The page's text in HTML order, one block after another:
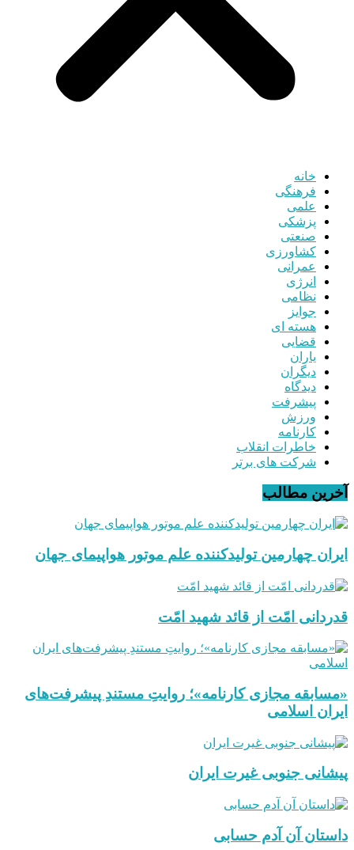
خانه
فرهنگی
علمی
پزشکی
صنعتی
کشاورزی
عمرانی
انرژی
نظامی
جوایز
هسته ای
قضایی
یاران
دیگران
دیدگاه
پیشرفت
ورزش
کارنامه
خاطرات انقلاب
شرکت های برتر
آخرین مطالب
ایران چهارمین تولیدکننده علم موتور هواپیمای جهان
قدردانی امّت از قائد شهید امّت
«مسابقه مجازی کارنامه»؛ روایتِ مستندِ پیشرفت‌های
ایران اسلامی
پیشانی جنوبی غیرت ایران
داستان آن آدم حسابی